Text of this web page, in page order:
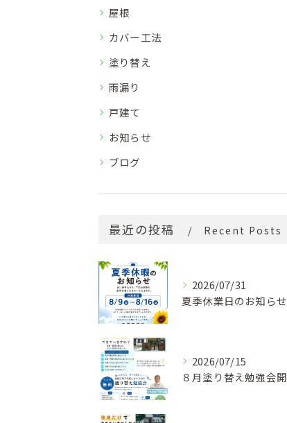
屋根
カバー工法
塗り替え
雨漏り
戸建て
お知らせ
ブログ
最近の投稿 Recent Posts
2026/07/31
夏季休業日のお知らせ
2026/07/15